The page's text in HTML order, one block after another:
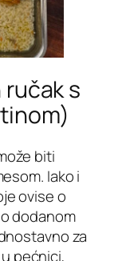
s
biti
Iako i
ovise o
dodanom
za
pećnici,